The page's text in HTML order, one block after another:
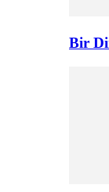
Bir